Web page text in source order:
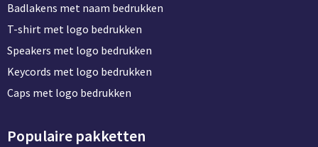
Badlakens met naam bedrukken
T-shirt met logo bedrukken
Speakers met logo bedrukken
Keycords met logo bedrukken
Caps met logo bedrukken
Populaire pakketten